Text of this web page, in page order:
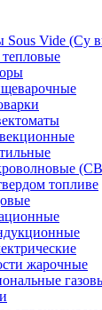
Sous Vide (Су
топливе
жарочные